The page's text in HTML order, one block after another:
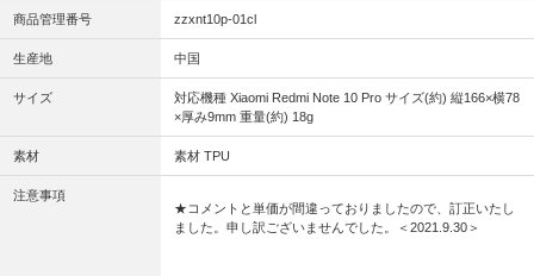
商品管理番号 zzxnt10p-01cl
生産地 中国
サイズ
対応機種 Xiaomi Redmi Note 10 Pro サイズ(約) 縦166×横78
×厚み9mm 重量(約) 18g
素材 素材 TPU
注意事項
★コメントと単価が間違っておりましたので、訂正いたし
ました。申し訳ございませんでした。＜2021.9.30＞